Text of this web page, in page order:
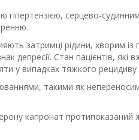
гіпертензією, серцево-
затримці рідини, хворим із
депресії. Стан пацієнтів, які
у випадках тяжкого
такими як
капронат протипоказаний